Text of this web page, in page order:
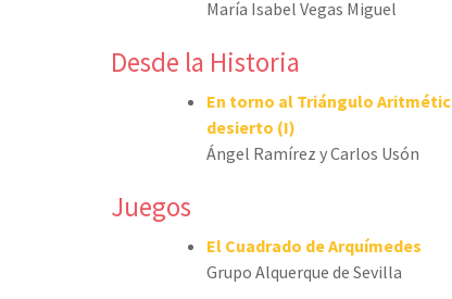
María Isabel Vegas Miguel
Desde la Historia
En torno al Triángulo
desierto (I)
Ángel Ramírez y Carlos Usón
Juegos
El Cuadrado de Arquímedes
Grupo Alquerque de Sevilla